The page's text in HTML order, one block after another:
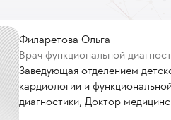
Филаретова Ольга
Врач функциональной
Заведующая отделением
кардиологии и
диагностики, Доктор